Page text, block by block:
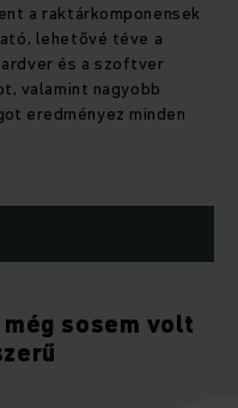
a raktárkomponensek
lehetővé téve a
és a szoftver
valamint nagyobb
eredményez minden
sosem volt